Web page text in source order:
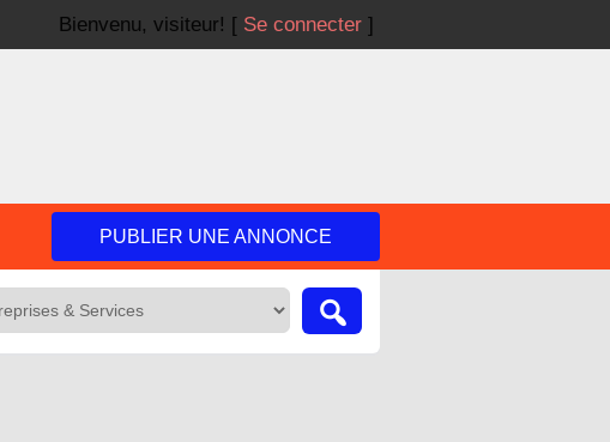
Bienvenu, visiteur! [ Se connecter ]
PUBLIER UNE ANNONCE